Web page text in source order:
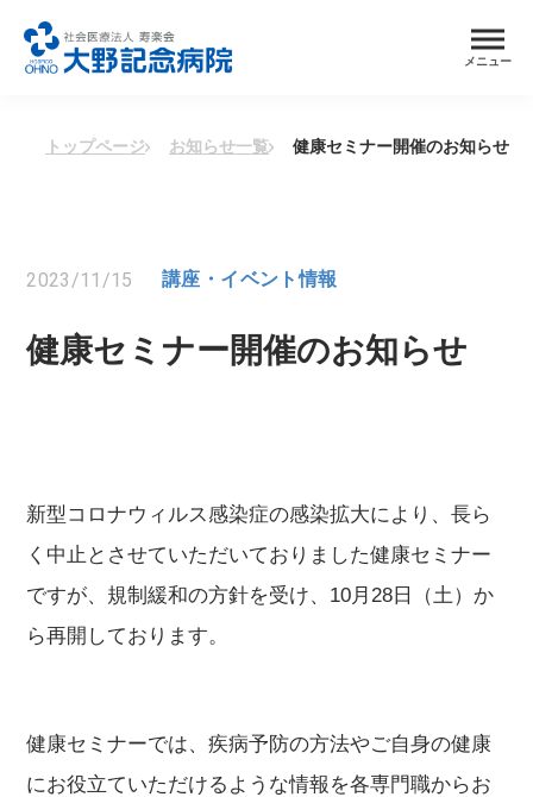
メニュー
トップページ お知らせ一覧 健康セミナー開催のお知らせ
2023/11/15 講座・イベント情報
健康セミナー開催のお知らせ
新型コロナウィルス感染症の感染拡大により、長ら
く中止とさせていただいておりました健康セミナー
ですが、規制緩和の方針を受け、10月28日（土）か
ら再開しております。
健康セミナーでは、疾病予防の方法やご自身の健康
にお役立ていただけるような情報を各専門職からお